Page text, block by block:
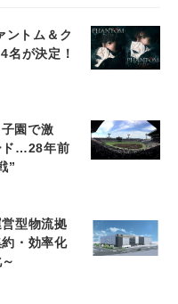
ントム＆ク
名が決定！
園で激
ド…28年前
”
型物流拠
・効率化